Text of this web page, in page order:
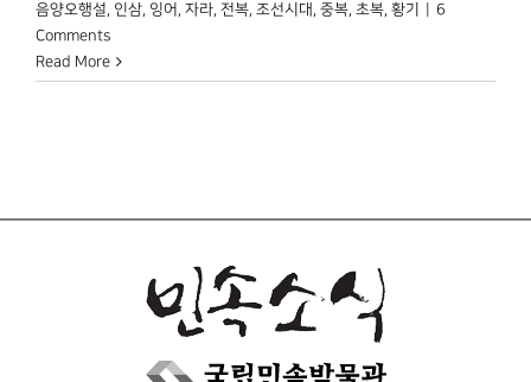
음양오행설, 인삼, 잉어 , 자라, 전복, 조선시대 , 중복, 초복, 황기
6
Comments
Read More